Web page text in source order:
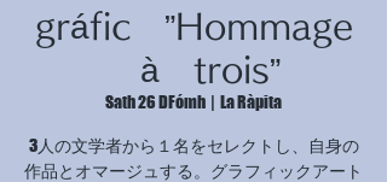
gráfic ”Hommage
à trois”
Sath 26 DFómh
  |
La Ràpita
3人の文学者から１名をセレクトし、自身の
作品とオマージュする。グラフィックアート